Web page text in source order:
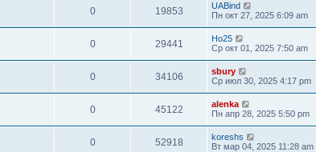
0 19853
UABind
Пн окт 27, 2025 6:09 am
0 29441
Ho25
Ср окт 01, 2025 7:50 am
0 34106
sbury
Ср июл 30, 2025 4:17 pm
0 45122
alenka
Пн апр 28, 2025 5:50 pm
0 52918
koreshs
Вт мар 04, 2025 11:28 am